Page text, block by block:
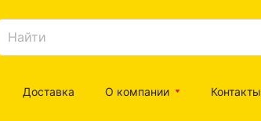
Доставка О компании Контакты